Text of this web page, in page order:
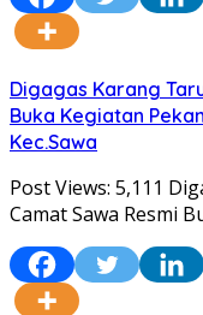
Digagas Karang
Buka Kegiatan
Kec.Sawa
Post Views: 5,111
Camat Sawa Resmi